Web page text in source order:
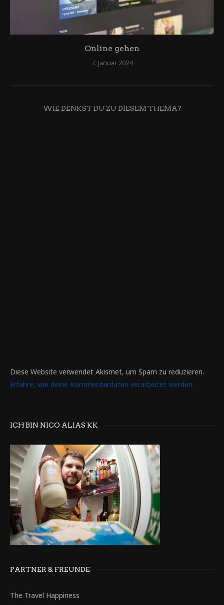
Online gehen
7. Januar 2024
WIE DENKST DU ZU DIESEM THEMA?
Diese Website verwendet Akismet, um Spam zu reduzieren.
Erfahre, wie deine Kommentardaten verarbeitet werden.
ICH BIN NICO ALIAS KK
PARTNER & FREUNDE
The Travel Happiness